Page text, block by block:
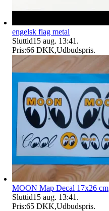
engelsk flag metal
Sluttid15 aug. 13:41 .
Pris:66 DKK,Udbudspris.
MOON Map Decal 17x26 cm
Sluttid15 aug. 13:41 .
Pris:65 DKK,Udbudspris.